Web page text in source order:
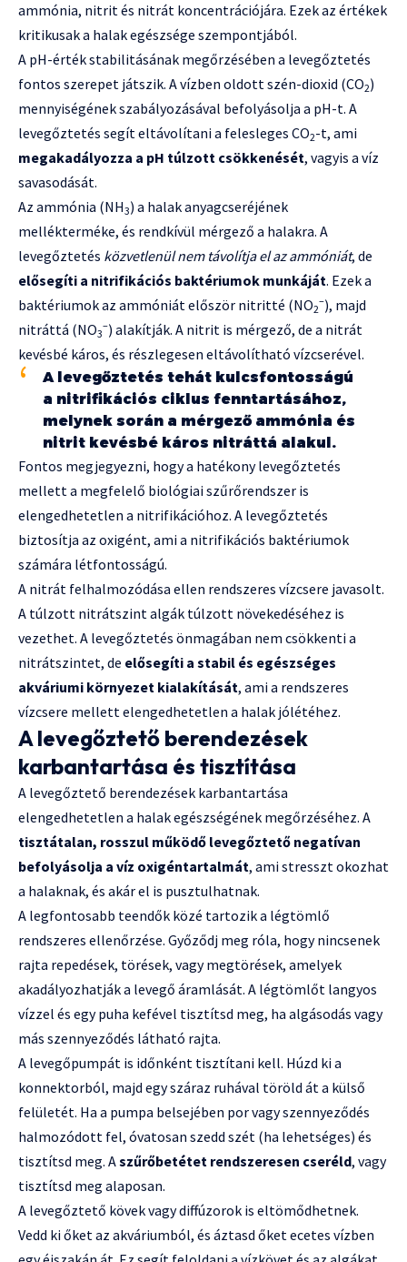
ammónia, nitrit és nitrát koncentrációjára. Ezek az értékek
kritikusak a halak egészsége szempontjából.
A pH-érték stabilitásának megőrzésében a levegőztetés
fontos szerepet játszik. A vízben oldott szén-dioxid (CO2)
mennyiségének szabályozásával befolyásolja a pH-t. A
levegőztetés segít eltávolítani a felesleges CO2-t, ami
megakadályozza a pH túlzott csökkenését, vagyis a víz
savasodását.
Az ammónia (NH3) a halak anyagcseréjének
mellékterméke, és rendkívül mérgező a halakra. A
levegőztetés közvetlenül nem távolítja el az ammóniát, de
elősegíti a nitrifikációs baktériumok munkáját. Ezek a
baktériumok az ammóniát először nitritté (NO2
–), majd
nitráttá (NO3
–) alakítják. A nitrit is mérgező, de a nitrát
kevésbé káros, és részlegesen eltávolítható vízcserével.
A levegőztetés tehát kulcsfontosságú
a nitrifikációs ciklus fenntartásához,
melynek során a mérgező ammónia és
nitrit kevésbé káros nitráttá alakul.
Fontos megjegyezni, hogy a hatékony levegőztetés
mellett a megfelelő biológiai szűrőrendszer is
elengedhetetlen a nitrifikációhoz. A levegőztetés
biztosítja az oxigént, ami a nitrifikációs baktériumok
számára létfontosságú.
A nitrát felhalmozódása ellen rendszeres vízcsere javasolt.
A túlzott nitrátszint algák túlzott növekedéséhez is
vezethet. A levegőztetés önmagában nem csökkenti a
nitrátszintet, de elősegíti a stabil és egészséges
akváriumi környezet kialakítását, ami a rendszeres
vízcsere mellett elengedhetetlen a halak jólétéhez.
A levegőztető berendezések
karbantartása és tisztítása
A levegőztető berendezések karbantartása
elengedhetetlen a halak egészségének megőrzéséhez. A
tisztátalan, rosszul működő levegőztető negatívan
befolyásolja a víz oxigéntartalmát, ami stresszt okozhat
a halaknak, és akár el is pusztulhatnak.
A legfontosabb teendők közé tartozik a légtömlő
rendszeres ellenőrzése. Győződj meg róla, hogy nincsenek
rajta repedések, törések, vagy megtörések, amelyek
akadályozhatják a levegő áramlását. A légtömlőt langyos
vízzel és egy puha kefével tisztítsd meg, ha algásodás vagy
más szennyeződés látható rajta.
A levegőpumpát is időnként tisztítani kell. Húzd ki a
konnektorból, majd egy száraz ruhával töröld át a külső
felületét. Ha a pumpa belsejében por vagy szennyeződés
halmozódott fel, óvatosan szedd szét (ha lehetséges) és
tisztítsd meg. Aszűrőbetétet rendszeresen cseréld, vagy
tisztítsd meg alaposan.
A levegőztető kövek vagy diffúzorok is eltömődhetnek.
Vedd ki őket az akváriumból, és áztasd őket ecetes vízben